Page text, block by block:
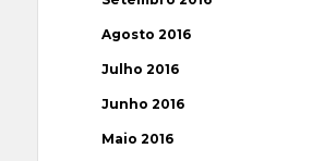
Agosto 2016
Julho 2016
Junho 2016
Maio 2016